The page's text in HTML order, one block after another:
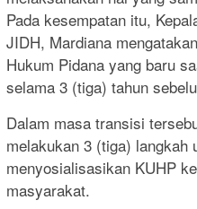
Pada kesempatan itu,
JIDH, Mardiana
Hukum Pidana yang baru
selama 3 (tiga) tahun
Dalam masa transisi
melakukan 3 (tiga) langkah
menyosialisasikan KUHP
masyarakat.